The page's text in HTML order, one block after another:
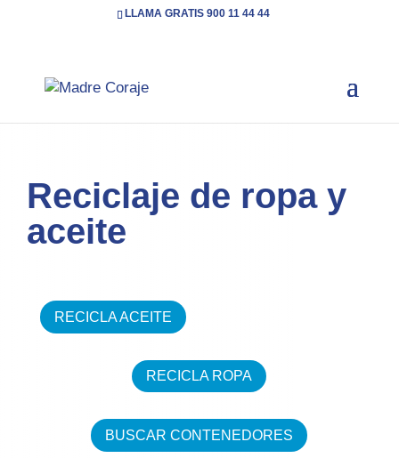
LLAMA GRATIS 900 11 44 44
Inicio 5 Qué puedes hacer tú
Reciclaje de ropa y
aceite
RECICLA ACEITE
RECICLA ROPA
BUSCAR CONTENEDORES